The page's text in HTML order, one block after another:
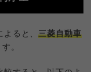
よると、三菱自動車
。